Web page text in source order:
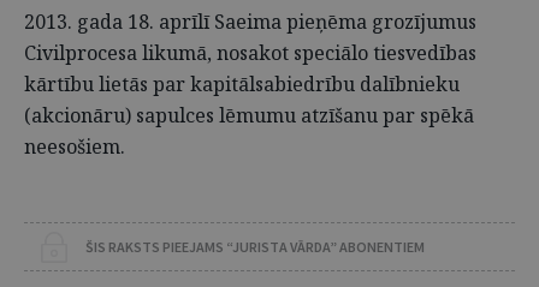
2013. gada 18. aprīlī Saeima pieņēma grozījumus
Civilprocesa likumā, nosakot speciālo tiesvedības
kārtību lietās par kapitālsabiedrību dalībnieku
(akcionāru) sapulces lēmumu atzīšanu par spēkā
neesošiem.
ŠIS RAKSTS PIEEJAMS “JURISTA VĀRDA” ABONENTIEM